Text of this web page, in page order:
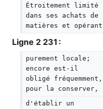
Étroitement limité
dans ses achats de
matières et opérant
Ligne 2 231 :
purement locale;
encore est-il
obligé fréquemment,
pour la conserver,
d'établir un